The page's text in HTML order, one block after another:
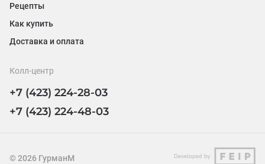
Рецепты
Как купить
Доставка и оплата
Колл-центр
+7 (423) 224-28-03
+7 (423) 224-48-03
© 2026 ГурманМ